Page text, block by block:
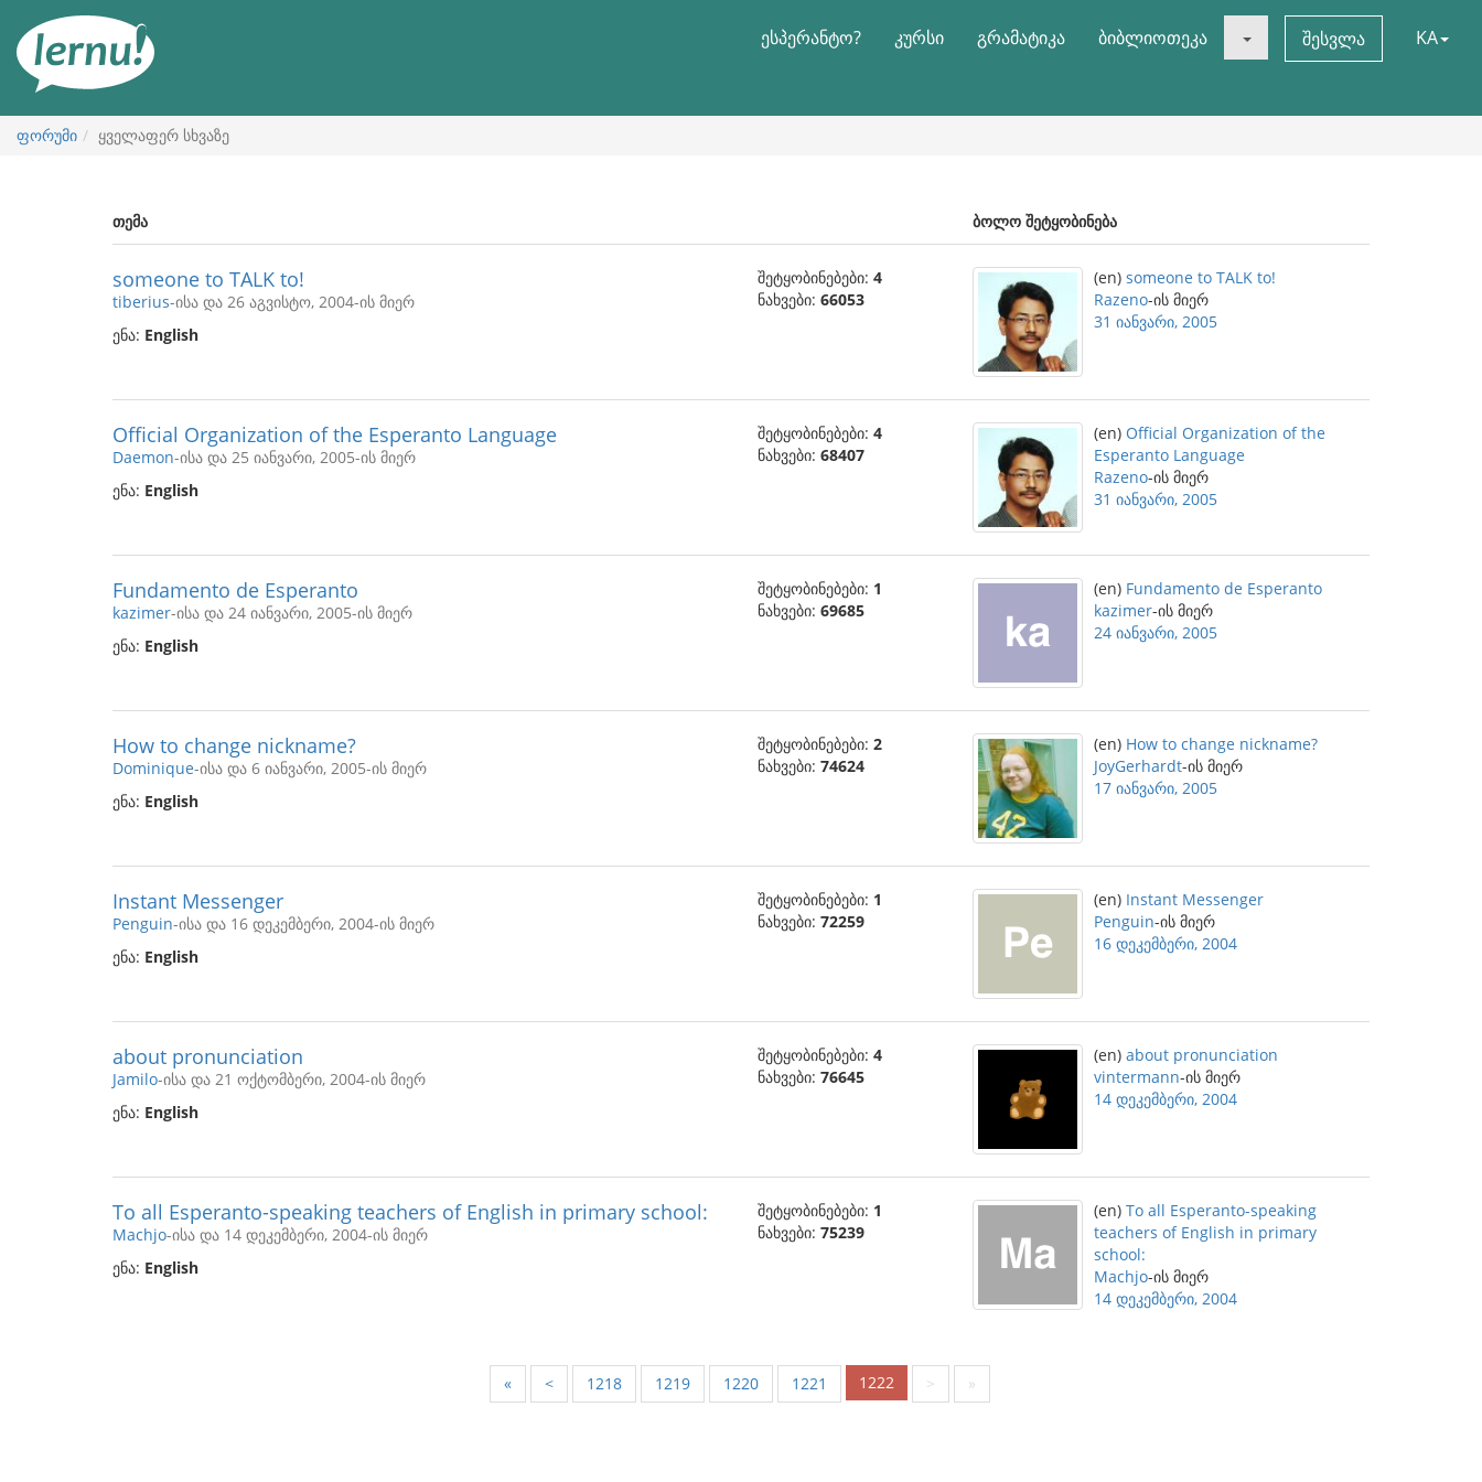
ნახვა
ესპერანტო? კურსი გრამატიკა ბიბლიოთეკა შესვლა KA
ფორუმი ყველაფერ სხვაზე
თემა ბოლო შეტყობინება
someone to TALK to!
tiberius-ისა და 26 აგვისტო, 2004-ის მიერ
ენა: English
შეტყობინებები: 4
ნახვები: 66053
(en) someone to TALK to!
Razeno-ის მიერ
31 იანვარი, 2005
Official Organization of the Esperanto Language
Daemon-ისა და 25 იანვარი, 2005-ის მიერ
ენა: English
შეტყობინებები: 4
ნახვები: 68407
(en) Official Organization of the
Esperanto Language
Razeno-ის მიერ
31 იანვარი, 2005
Fundamento de Esperanto
kazimer-ისა და 24 იანვარი, 2005-ის მიერ
ენა: English
შეტყობინებები: 1
ნახვები: 69685
(en) Fundamento de Esperanto
kazimer-ის მიერ
24 იანვარი, 2005
How to change nickname?
Dominique-ისა და 6 იანვარი, 2005-ის მიერ
ენა: English
შეტყობინებები: 2
ნახვები: 74624
(en) How to change nickname?
JoyGerhardt-ის მიერ
17 იანვარი, 2005
Instant Messenger
Penguin-ისა და 16 დეკემბერი, 2004-ის მიერ
ენა: English
შეტყობინებები: 1
ნახვები: 72259
(en) Instant Messenger
Penguin-ის მიერ
16 დეკემბერი, 2004
about pronunciation
Jamilo-ისა და 21 ოქტომბერი, 2004-ის მიერ
ენა: English
შეტყობინებები: 4
ნახვები: 76645
(en) about pronunciation
vintermann-ის მიერ
14 დეკემბერი, 2004
To all Esperanto-speaking teachers of English in primary school:
Machjo-ისა და 14 დეკემბერი, 2004-ის მიერ
ენა: English
შეტყობინებები: 1
ნახვები: 75239
(en) To all Esperanto-speaking
teachers of English in primary
school:
Machjo-ის მიერ
14 დეკემბერი, 2004
« < 1218 1219 1220 1221 1222 > »